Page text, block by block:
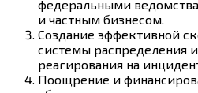
федеральными
и частным бизнесом.
Создание эффективной
системы распределения
реагирования на
Поощрение и